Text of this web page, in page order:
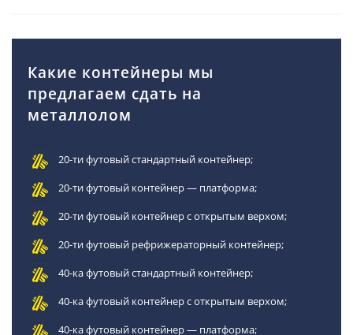
Какие контейнеры мы
предлагаем сдать на
металлолом
20-ти футовый стандартный контейнер;
20-ти футовый контейнер — платформа;
20-ти футовый контейнер с открытым верхом;
20-ти футовый рефрижераторный контейнер;
40-ка футовый стандартный контейнер;
40-ка футовый контейнер с открытым верхом;
40-ка футовый контейнер — платформа;